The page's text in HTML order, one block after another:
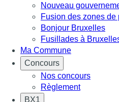
Nouveau
Fusion des zones de
Bonjour Bruxelles
Fusillades à
Ma Commune
Concours
Nos concours
Règlement
BX1